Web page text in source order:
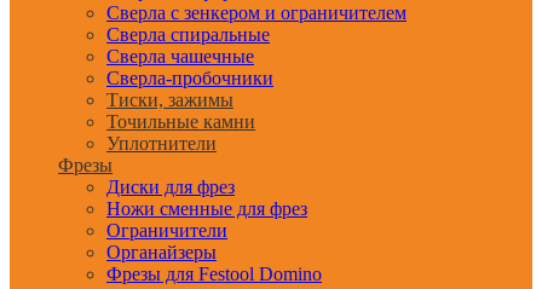
Сверла с зенкером и ограничителем
Сверла спиральные
Сверла чашечные
Сверла-пробочники
Тиски, зажимы
Точильные камни
Уплотнители
Фрезы
Диски для фрез
Ножи сменные для фрез
Ограничители
Органайзеры
Фрезы для Festool Domino